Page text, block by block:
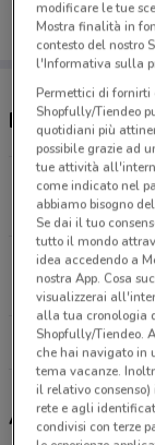
Discount
Via Alex
27 km
Via Alex
27.1 km
Altri volantini
modificare le tue
Mostra finalità in
contesto del nostro
l'Informativa sulla
Permettici di fornirti
Shopfully/Tiendeo
quotidiani più
possibile grazie ad
tue attività
come indicato nel
abbiamo bisogno
Se dai il tuo
tutto il mondo
idea accedendo a
nostra App. Cosa
visualizzerai
alla tua cronologia
Shopfully/Tiendeo.
che hai navigato in
tema vacanze.
il relativo
rete e agli
condivisi con terze